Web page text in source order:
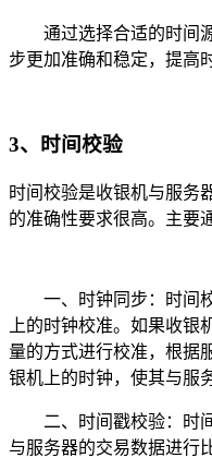
通过选择合适的时间源
步更加准确和稳定，提高
3、时间校验
时间校验是收银机与服务
的准确性要求很高。主要
一、时钟同步：时间校
上的时钟校准。如果收
量的方式进行校准，根据
银机上的时钟，使其与服
二、时间戳校验：时间
与服务器的交易数据进行